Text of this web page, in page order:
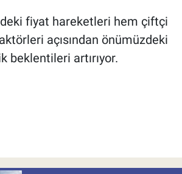
fiyat hareketleri hem çiftçi
açısından önümüzdeki
beklentileri artırıyor.